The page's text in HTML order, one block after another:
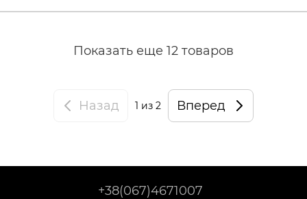
Показать еще 12 товаров
Назад 1 из 2 Вперед
+38(067)4671007